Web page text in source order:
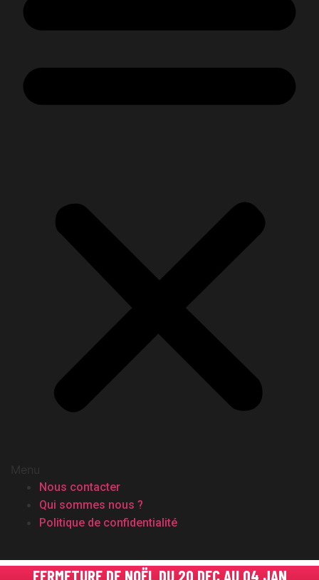
Menu
Nous contacter
Qui sommes nous ?
Politique de confidentialité
FERMETURE DE NOËL DU 20 DEC AU 04 JAN